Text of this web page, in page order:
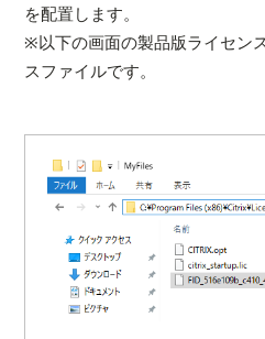
を配置します。
※以下の画面の製品版ライセン
スファイルです。